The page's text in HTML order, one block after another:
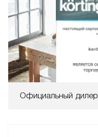
Официальный дилер